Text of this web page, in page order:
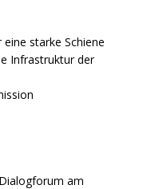
starke Schiene
Infrastruktur der
am